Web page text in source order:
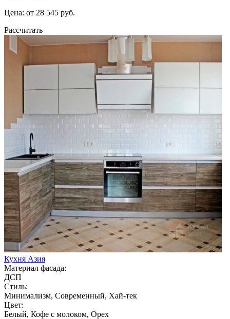
Цена: от 28 545 руб.
Рассчитать
Кухня Азия
Материал фасада:
ДСП
Стиль:
Минимализм, Современный, Хай-тек
Цвет:
Белый, Кофе с молоком, Орех